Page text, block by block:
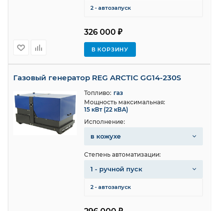
326 000 ₽
В КОРЗИНУ
2 - автозапуск
Газовый генератор REG ARCTIC GG14-230S
Топливо: газ
Мощность максимальная:
15 кВт (22 кВА)
Исполнение:
в кожухе
Степень автоматизации:
1 - ручной пуск
2 - автозапуск